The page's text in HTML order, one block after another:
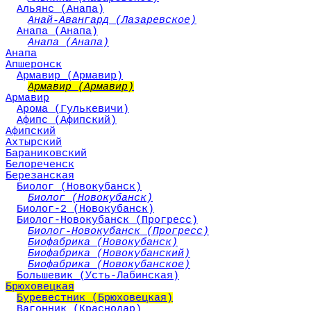
Альянс (Анапа)
Анай-Авангард (Лазаревское)
Анапа (Анапа)
Анапа (Анапа)
Анапа
Апшеронск
Армавир (Армавир)
Армавир (Армавир)
Армавир
Арома (Гулькевичи)
Афипс (Афипский)
Афипский
Ахтырский
Бараниковский
Белореченск
Березанская
Биолог (Новокубанск)
Биолог (Новокубанск)
Биолог-2 (Новокубанск)
Биолог-Новокубанск (Прогресс)
Биолог-Новокубанск (Прогресс)
Биофабрика (Новокубанск)
Биофабрика (Новокубанский)
Биофабрика (Новокубанское)
Большевик (Усть-Лабинская)
Брюховецкая
Буревестник (Брюховецкая)